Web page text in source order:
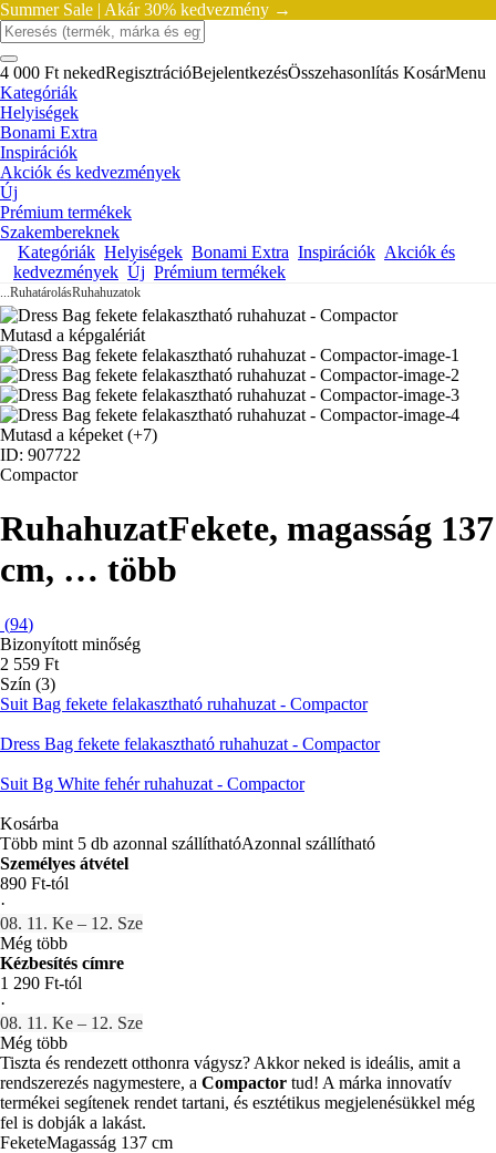
Summer Sale | Akár 30% kedvezmény →
4 000 Ft nekedRegisztrációBejelentkezésÖsszehasonlítás KosárMenu
Kategóriák
Helyiségek
Bonami Extra
Inspirációk
Akciók és kedvezmények
Új
Prémium termékek
Szakembereknek
Kategóriák Helyiségek Bonami Extra Inspirációk Akciók és
kedvezmények Új Prémium termékek
...RuhatárolásRuhahuzatok
Mutasd a képgalériát
Mutasd a képeket (+7)
ID: 907722
Compactor
RuhahuzatFekete, magasság 137
cm, … több
(94)
Bizonyított minőség
2 559 Ft
Szín (3)
Suit Bag fekete felakasztható ruhahuzat - Compactor
Dress Bag fekete felakasztható ruhahuzat - Compactor
Suit Bg White fehér ruhahuzat - Compactor
Kosárba
Több mint 5 db azonnal szállíthatóAzonnal szállítható
Személyes átvétel
890 Ft-tól
·
08. 11. Ke – 12. Sze
Még több
Kézbesítés címre
1 290 Ft-tól
·
08. 11. Ke – 12. Sze
Még több
Tiszta és rendezett otthonra vágysz? Akkor neked is ideális, amit a
rendszerezés nagymestere, a Compactor tud! A márka innovatív
termékei segítenek rendet tartani, és esztétikus megjelenésükkel még
fel is dobják a lakást.
FeketeMagasság 137 cm